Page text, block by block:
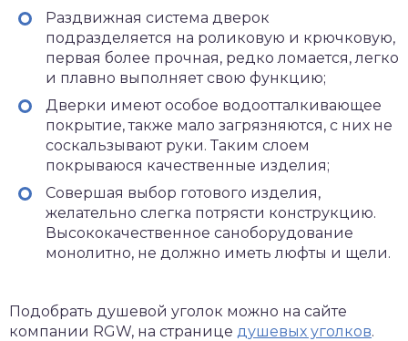
Раздвижная система дверок
подразделяется на роликовую и крючковую,
первая более прочная, редко ломается, легко
и плавно выполняет свою функцию;
Дверки имеют особое водоотталкивающее
покрытие, также мало загрязняются, с них не
соскальзывают руки. Таким слоем
покрываюся качественные изделия;
Совершая выбор готового изделия,
желательно слегка потрясти конструкцию.
Высококачественное саноборудование
монолитно, не должно иметь люфты и щели.
Подобрать душевой уголок можно на сайте
компании RGW, на странице душевых уголков.